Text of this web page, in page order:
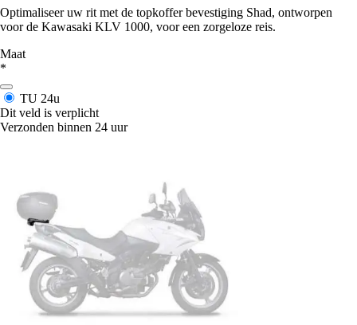
Optimaliseer uw rit met de topkoffer bevestiging Shad, ontworpen
voor de Kawasaki KLV 1000, voor een zorgeloze reis.
Maat
*
TU 24u
Dit veld is verplicht
Verzonden binnen 24 uur